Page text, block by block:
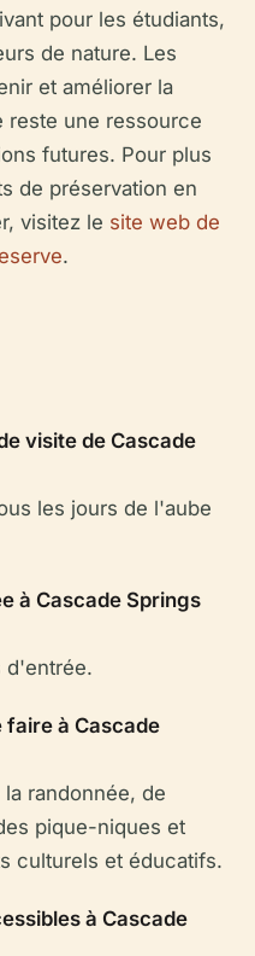
pour les étudiants,
de nature. Les
et améliorer la
reste une ressource
futures. Pour plus
de préservation en
visitez le site web de
.
visite de Cascade
les jours de l'aube
à Cascade Springs
d'entrée.
faire à Cascade
randonnée, de
pique-niques et
culturels et éducatifs.
à Cascade